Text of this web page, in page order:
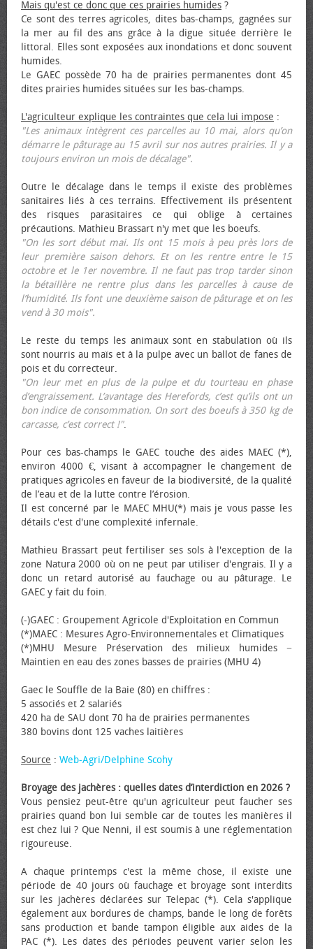
Mais qu'est ce donc que ces prairies humides ?
Ce sont des terres agricoles, dites bas-champs, gagnées sur
la mer au fil des ans grâce à la digue située derrière le
littoral. Elles sont exposées aux inondations et donc souvent
humides.
Le GAEC possède 70 ha de prairies permanentes dont 45
dites prairies humides situées sur les bas-champs.
L'agriculteur explique les contraintes que cela lui impose :
"Les animaux intègrent ces parcelles au 10 mai, alors qu’on
démarre le pâturage au 15 avril sur nos autres prairies. Il y a
toujours environ un mois de décalage".
Outre le décalage dans le temps il existe des problèmes
sanitaires liés à ces terrains. Effectivement ils présentent
des risques parasitaires ce qui oblige à certaines
précautions. Mathieu Brassart n'y met que les bœufs.
"On les sort début mai. Ils ont 15 mois à peu près lors de
leur première saison dehors. Et on les rentre entre le 15
octobre et le 1er novembre. Il ne faut pas trop tarder sinon
la bétaillère ne rentre plus dans les parcelles à cause de
l’humidité. Ils font une deuxième saison de pâturage et on les
vend à 30 mois".
Le reste du temps les animaux sont en stabulation où ils
sont nourris au maïs et à la pulpe avec un ballot de fanes de
pois et du correcteur.
"On leur met en plus de la pulpe et du tourteau en phase
d’engraissement. L’avantage des Herefords, c’est qu’ils ont un
bon indice de consommation. On sort des bœufs à 350 kg de
carcasse, c’est correct !".
Pour ces bas-champs le GAEC touche des aides MAEC (*),
environ 4000 €, visant à accompagner le changement de
pratiques agricoles en faveur de la biodiversité, de la qualité
de l’eau et de la lutte contre l’érosion.
Il est concerné par le MAEC MHU(*) mais je vous passe les
détails c'est d'une complexité infernale.
Mathieu Brassart peut fertiliser ses sols à l'exception de la
zone Natura 2000 où on ne peut par utiliser d'engrais. Il y a
donc un retard autorisé au fauchage ou au pâturage. Le
GAEC y fait du foin.
(-)GAEC : Groupement Agricole d'Exploitation en Commun
(*)MAEC : Mesures Agro-Environnementales et Climatiques
(*)MHU Mesure Préservation des milieux humides −
Maintien en eau des zones basses de prairies (MHU 4)
Gaec le Souffle de la Baie (80) en chiffres :
5 associés et 2 salariés
420 ha de SAU dont 70 ha de prairies permanentes
380 bovins dont 125 vaches laitières
Source : Web-Agri/Delphine Scohy
Broyage des jachères : quelles dates d’interdiction en 2026 ?
Vous pensiez peut-être qu'un agriculteur peut faucher ses
prairies quand bon lui semble car de toutes les manières il
est chez lui ? Que Nenni, il est soumis à une réglementation
rigoureuse.
A chaque printemps c'est la même chose, il existe une
période de 40 jours où fauchage et broyage sont interdits
sur les jachères déclarées sur Telepac (*). Cela s'applique
également aux bordures de champs, bande le long de forêts
sans production et bande tampon éligible aux aides de la
PAC (*). Les dates des périodes peuvent varier selon les